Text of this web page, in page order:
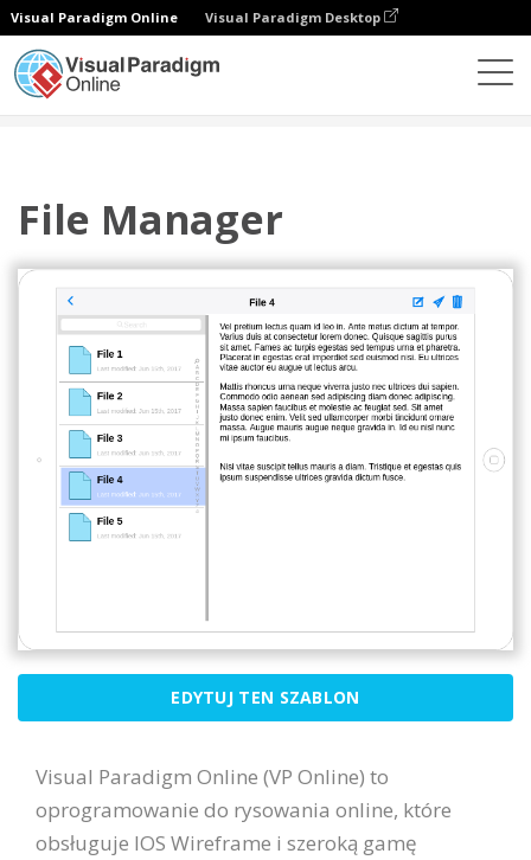
Visual Paradigm Online Visual Paradigm Desktop
File Manager
EDYTUJ TEN SZABLON
Visual Paradigm Online (VP Online) to
oprogramowanie do rysowania online, które
obsługuje IOS Wireframe i szeroką gamę